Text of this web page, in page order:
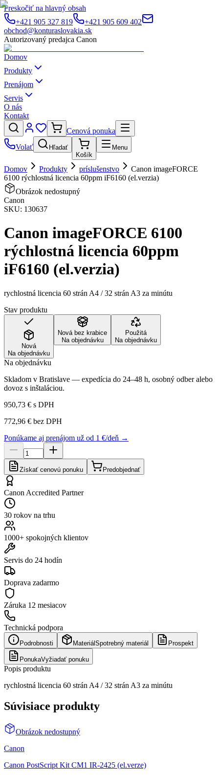
Preskočiť na hlavný obsah
+421 905 327 819
+421 905 609 402
obchod@konturaslovakia.sk
Autorizovaný predajca Canon
Domov
Produkty
Prenájom
Servis
O nás
Kontakt
Cenová ponuka
Volať
Hľadať
Košík
Menu
Domov Produkty príslušenstvo
Canon imageFORCE
6100 rýchlostná licencia 60ppm iF6160 (el.verzia)
Obrázok nedostupný
Canon
SKU: 130637
Canon imageFORCE 6100
rýchlostná licencia 60ppm
iF6160 (el.verzia)
rychlostná licencia 60 strán A4 / 32 strán A3 za minútu
Stav produktu
Nová
Na objednávku
Nová bez krabice
Na objednávku
Použitá
Na objednávku
Na objednávku
Skladom v Bratislave — expedícia do 24–48 h, osobný odber alebo
dovoz s inštaláciou.
950,73 € s DPH
772,96 € bez DPH
Ponúkame aj prenájom už od 1 €/deň →
Získať cenovú ponuku Predobjednať
Canon Accredited Partner
30 rokov na trhu
1000+ spokojných klientov
Servis do 24 hodín
Doprava zadarmo
Záruka 12 mesiacov
Technická podpora
Podrobnosti Materiál Spotrebný materiál Prospekt
PonukaVyžiadať ponuku
Popis produktu
rychlostná licencia 60 strán A4 / 32 strán A3 za minútu
Súvisiace produkty
Obrázok nedostupný
Canon
Canon PostScript Kit CM1 IR-2425 (el.verze)